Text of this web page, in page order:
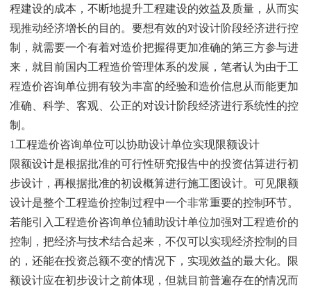
程建设的成本，不断地提升工程建设的效益及质量，从而实
现推动经济增长的目的。要想有效的对设计阶段经济进行控
制，就需要一个有着对造价把握得更加准确的第三方参与进
来，就目前国内工程造价管理体系的发展，笔者认为由于工
程造价咨询单位拥有较为丰富的经验和造价信息从而能更加
准确、科学、客观、公正的对设计阶段经济进行系统性的控
制。
1工程造价咨询单位可以协助设计单位实现限额设计
限额设计是根据批准的可行性研究报告中的投资估算进行初
步设计，再根据批准的初设概算进行施工图设计。可见限额
设计是整个工程造价控制过程中一个非常重要的控制环节。
若能引入工程造价咨询单位辅助设计单位加强对工程造价的
控制，把经济与技术结合起来，不仅可以实现经济控制的目
的，还能在投资总额不变的情况下，实现效益的最大化。限
额设计应在初步设计之前体现，但就目前普遍存在的情况而